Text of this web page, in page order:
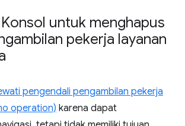
untuk menghapus
pekerja layanan
pengendali pengambilan pekerja
operation) karena dapat